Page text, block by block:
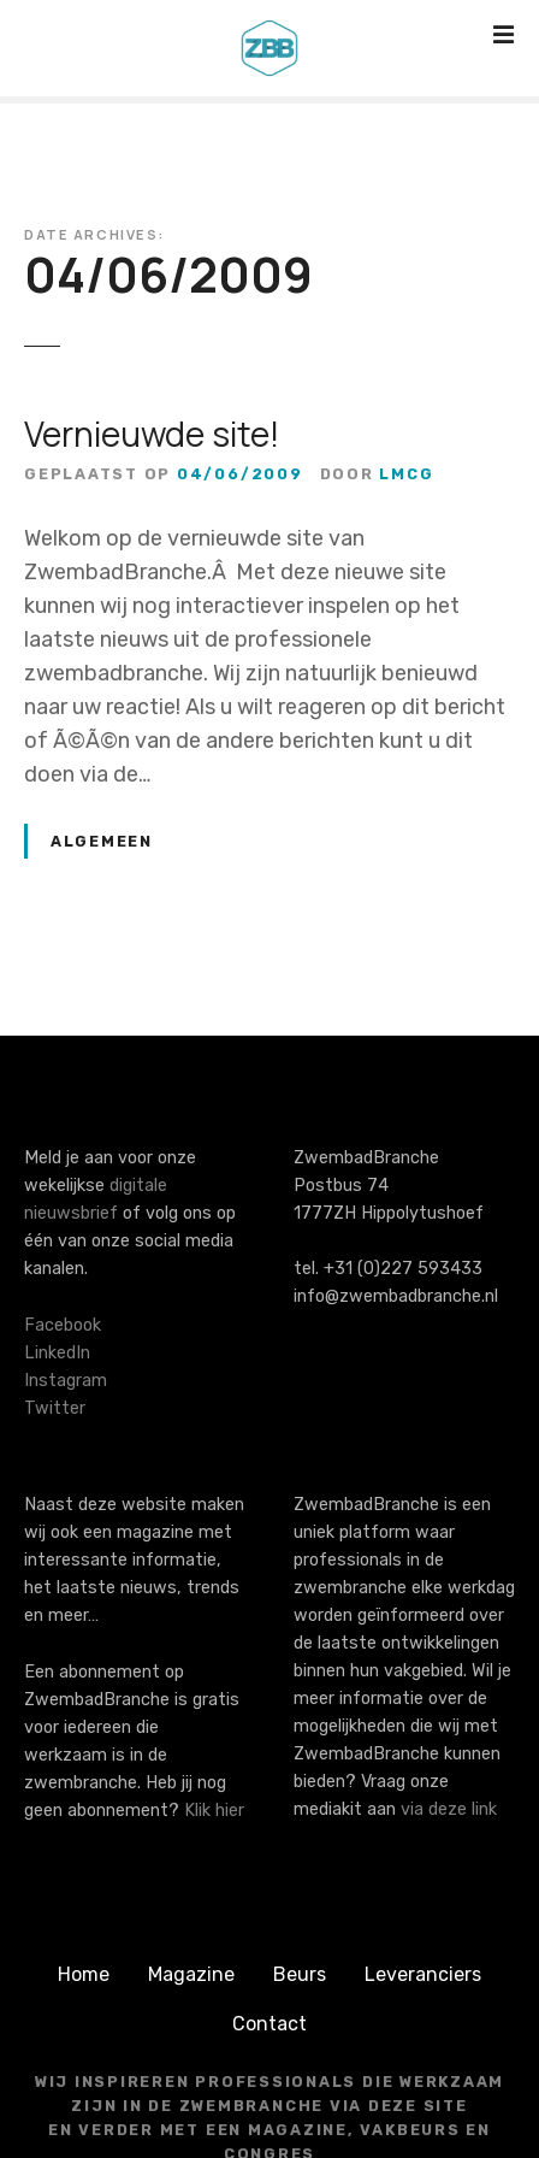
DATE ARCHIVES:
04/06/2009
Vernieuwde site!
GEPLAATST OP 04/06/2009 DOOR LMCG
Welkom op de vernieuwde site van
ZwembadBranche.Â Met deze nieuwe site
kunnen wij nog interactiever inspelen op het
laatste nieuws uit de professionele
zwembadbranche. Wij zijn natuurlijk benieuwd
naar uw reactie! Als u wilt reageren op dit bericht
of Ã©Ã©n van de andere berichten kunt u dit
doen via de…
ALGEMEEN
o
s
n
a
i
g
a
i
o
n
Meld je aan voor onze
wekelijkse digitale
nieuwsbrief of volg ons op
één van onze social media
kanalen.
Facebook
LinkedIn
Instagram
Twitter
ZwembadBranche
Postbus 74
1777ZH Hippolytushoef
tel. +31 (0)227 593433
info@zwembadbranche.nl
Naast deze website maken
wij ook een magazine met
interessante informatie,
het laatste nieuws, trends
en meer…
Een abonnement op
ZwembadBranche is gratis
voor iedereen die
werkzaam is in de
zwembranche. Heb jij nog
geen abonnement? Klik hier
ZwembadBranche is een
uniek platform waar
professionals in de
zwembranche elke werkdag
worden geïnformeerd over
de laatste ontwikkelingen
binnen hun vakgebied. Wil je
meer informatie over de
mogelijkheden die wij met
ZwembadBranche kunnen
bieden? Vraag onze
mediakit aan via deze link
Home Magazine Beurs Leveranciers
Contact
WIJ INSPIREREN PROFESSIONALS DIE WERKZAAM
ZIJN IN DE ZWEMBRANCHE VIA DEZE SITE
EN VERDER MET EEN MAGAZINE, VAKBEURS EN
CONGRES